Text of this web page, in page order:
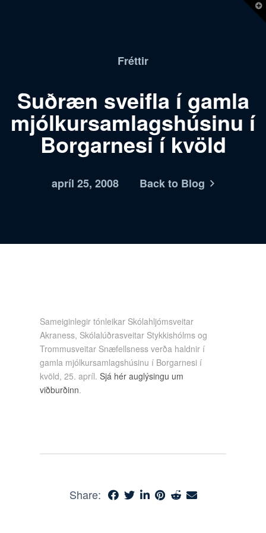
Fréttir
Suðræn sveifla í gamla
mjólkursamlagshúsinu í
Borgarnesi í kvöld
apríl 25, 2008 Back to Blog
Sameiginlegir tónleikar Skólahljómsveitar
Akraness, Skólalúðrasveitar Stykkishólms og
Trommusveitar Snæfellsness verða haldnir í
gamla mjólkursamlagshúsinu í Borgarnesi í
kvöld, 25. apríl.Sjá hér auglýsingu um
viðburðinn.
Share: